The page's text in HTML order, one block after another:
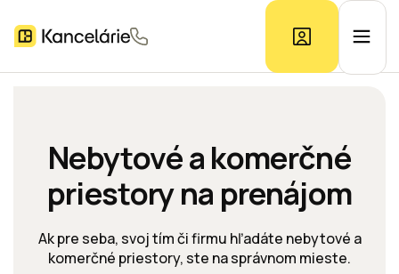
Prieskum trhu
Kontakt
Nebytové a komerčné
priestory na prenájom
Ak pre seba, svoj tím či firmu hľadáte nebytové a
komerčné priestory, ste na správnom mieste.